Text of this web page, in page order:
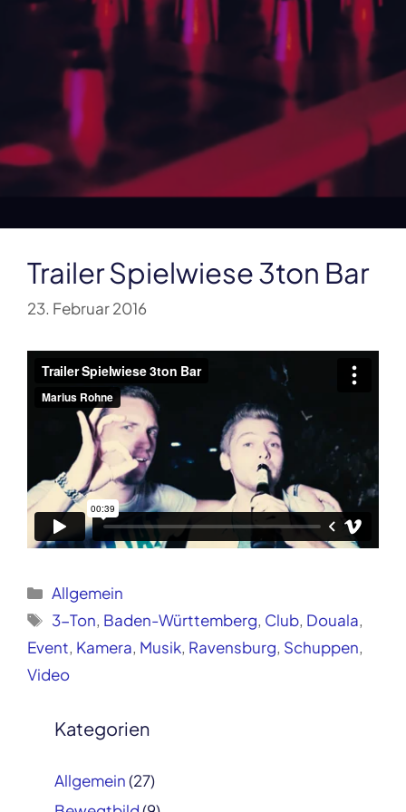
Trailer Spielwiese 3ton Bar
23. Februar 2016
Kategorien
Allgemein
Schlagwörter
3-Ton, Baden-Württemberg, Club, Douala,
Event, Kamera, Musik, Ravensburg, Schuppen,
Video
navigation
Kategorien
Allgemein(27)